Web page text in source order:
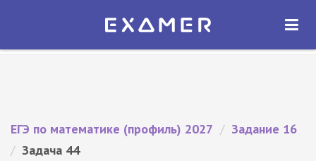
Экзамер — ЕГЭ 2027
ОТКРЫТЬ
ЕГЭ по математике (профиль) 2027 / Задание 16
/ Задача 44